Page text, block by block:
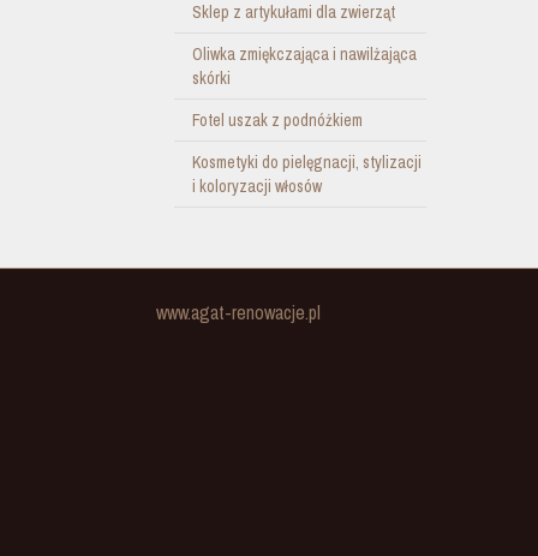
Sklep z artykułami dla zwierząt
Oliwka zmiękczająca i nawilżająca
skórki
Fotel uszak z podnóżkiem
Kosmetyki do pielęgnacji, stylizacji
i koloryzacji włosów
www.agat-renowacje.pl